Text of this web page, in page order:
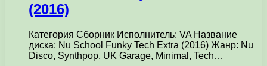
(2016)
Категория Сборник Исполнитель: VA Название
диска: Nu School Funky Tech Extra (2016) Жанр: Nu
Disco, Synthpop, UK Garage, Minimal, Tech…